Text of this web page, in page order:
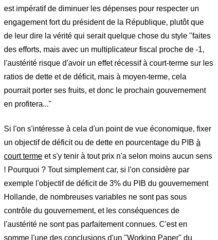
est impératif de diminuer les dépenses pour respecter un
engagement fort du président de la République, plutôt que
de leur dire la vérité qui serait quelque chose du style "faites
des efforts, mais avec un multiplicateur fiscal proche de -1,
l'austérité risque d'avoir un effet récessif à court-terme sur les
ratios de dette et de déficit, mais à moyen-terme, cela
pourrait porter ses fruits, et donc le prochain gouvernement
en profitera..."
Si l'on s'intéresse à cela d'un point de vue économique, fixer
un objectif de déficit ou de dette en pourcentage du PIB à
court terme et s'y tenir à tout prix n'a selon moins aucun sens
! Pourquoi ? Tout simplement car, si l'on considère par
exemple l'objectif de déficit de 3% du PIB du gouvernement
Hollande, de nombreuses variables ne sont pas sous
contrôle du gouvernement, et les conséquences de
l'austérité ne sont pas parfaitement connues. C'est en
somme l'une des conclusions d'un "Working Paper" du